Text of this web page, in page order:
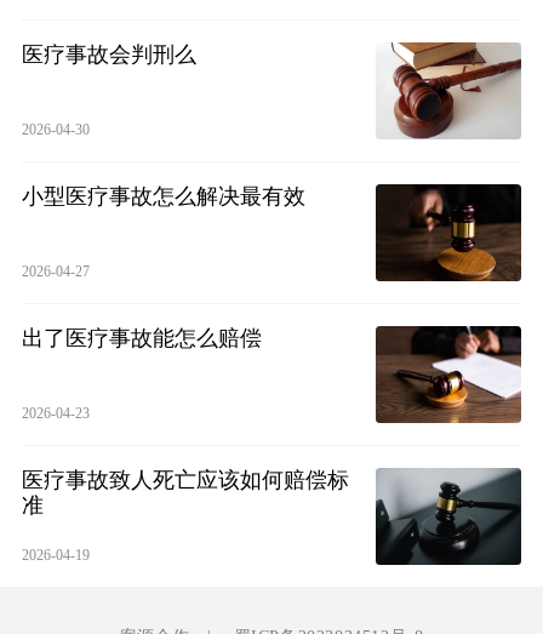
医疗事故会判刑么
2026-04-30
小型医疗事故怎么解决最有效
2026-04-27
出了医疗事故能怎么赔偿
2026-04-23
医疗事故致人死亡应该如何赔偿标
准
2026-04-19